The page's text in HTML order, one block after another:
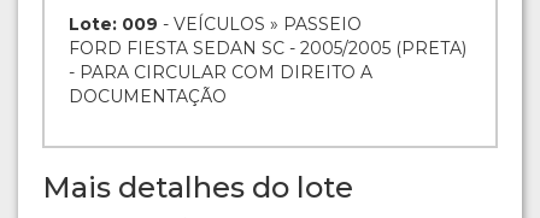
Lote: 009 - VEÍCULOS » PASSEIO
FORD FIESTA SEDAN SC - 2005/2005 (PRETA)
- PARA CIRCULAR COM DIREITO A
DOCUMENTAÇÃO
Mais detalhes do lote